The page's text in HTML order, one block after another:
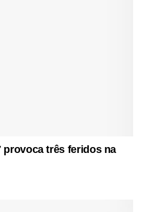
provoca três feridos na